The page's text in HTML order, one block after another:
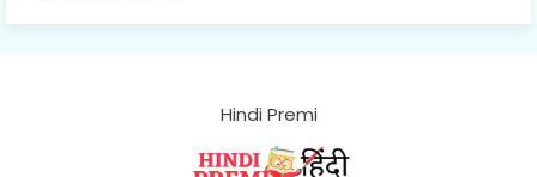
Hindi Premi